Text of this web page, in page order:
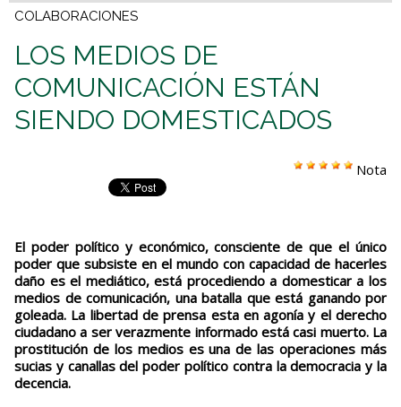
COLABORACIONES
LOS MEDIOS DE
COMUNICACIÓN ESTÁN
SIENDO DOMESTICADOS
Nota
El poder político y económico, consciente de que el único
poder que subsiste en el mundo con capacidad de hacerles
daño es el mediático, está procediendo a domesticar a los
medios de comunicación, una batalla que está ganando por
goleada. La libertad de prensa esta en agonía y el derecho
ciudadano a ser verazmente informado está casi muerto. La
prostitución de los medios es una de las operaciones más
sucias y canallas del poder político contra la democracia y la
decencia.